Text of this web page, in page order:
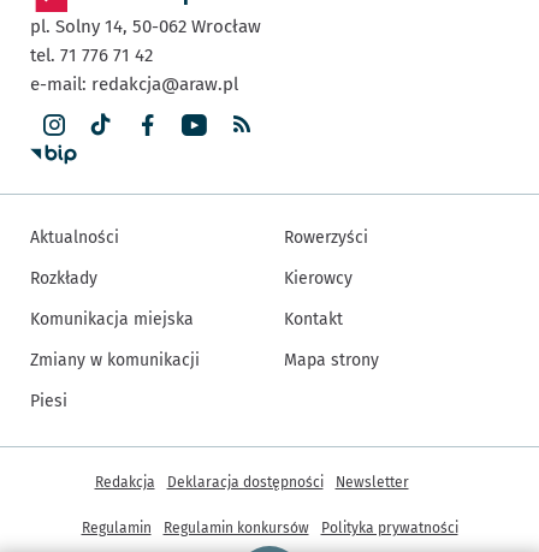
pl. Solny 14, 50-062 Wrocław
tel. 71 776 71 42
e-mail: redakcja@araw.pl
Aktualności
Rozkłady
Komunikacja miejska
Zmiany w komunikacji
Piesi
Rowerzyści
Kierowcy
Kontakt
Mapa strony
Inne informacje
Redakcja Deklaracja dostępności Newsletter
Regulamin Regulamin konkursów Polityka prywatności